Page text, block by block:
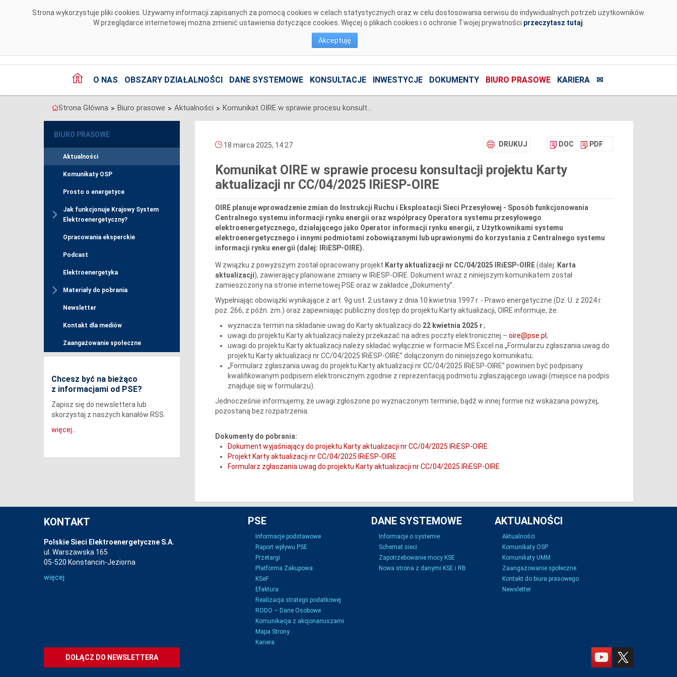
Strona wykorzystuje pliki cookies. Używamy informacji zapisanych za pomocą cookies w celach statystycznych oraz w celu dostosowania serwisu do indywidualnych potrzeb użytkowników.
W przeglądarce internetowej można zmienić ustawienia dotyczące cookies. Więcej o plikach cookies i o ochronie Twojej prywatności przeczytasz tutaj
Akceptuję
O NAS OBSZARY DZIAŁALNOŚCI DANE SYSTEMOWE KONSULTACJE INWESTYCJE DOKUMENTY BIURO PRASOWE KARIERA ✉
Strona Główna > Biuro prasowe > Aktualności > Komunikat OIRE w sprawie procesu konsultacji projektu Karty aktualizacji nr CC/04/2025 IRiESP-OIRE
BIURO PRASOWE
Aktualności
Komunikaty OSP
Prosto o energetyce
Jak funkcjonuje Krajowy System
Elektroenergetyczny?
Opracowania eksperckie
Podcast
Elektroenergetyka
Materiały do pobrania
Newsletter
Kontakt dla mediów
Zaangażowanie społeczne
Chcesz być na bieżąco
z informacjami od PSE?
Zapisz się do newslettera lub
skorzystaj z naszych kanałów RSS.
więcej...
DRUKUJ DOC PDF
18 marca 2025, 14:27
Komunikat OIRE w sprawie procesu konsultacji projektu Karty
aktualizacji nr CC/04/2025 IRiESP-OIRE
OIRE planuje wprowadzenie zmian do Instrukcji Ruchu i Eksploatacji Sieci Przesyłowej - Sposób funkcjonowania
Centralnego systemu informacji rynku energii oraz współpracy Operatora systemu przesyłowego
elektroenergetycznego, działającego jako Operator informacji rynku energii, z Użytkownikami systemu
elektroenergetycznego i innymi podmiotami zobowiązanymi lub uprawionymi do korzystania z Centralnego systemu
informacji rynku energii (dalej: IRiESP-OIRE).
W związku z powyższym został opracowany projekt Karty aktualizacji nr CC/04/2025 IRiESP-OIRE(dalej: Karta
aktualizacji), zawierający planowane zmiany w IRiESP-OIRE. Dokument wraz z niniejszym komunikatem został
zamieszczony na stronie internetowej PSE oraz w zakładce „Dokumenty”.
Wypełniając obowiązki wynikające z art. 9g ust. 2 ustawy z dnia 10 kwietnia 1997 r. - Prawo energetyczne (Dz. U. z 2024 r.
poz. 266, z późn. zm.) oraz zapewniając publiczny dostęp do projektu Karty aktualizacji, OIRE informuje, że:
wyznacza termin na składanie uwag do Karty aktualizacji do 22 kwietnia 2025 r .;
uwagi do projektu Karty aktualizacji należy przekazać na adres poczty elektronicznej – oire@pse.pl ;
uwagi do projektu Karty aktualizacji należy składać wyłącznie w formacie MS Excel na „Formularzu zgłaszania uwag do
projektu Karty aktualizacji nr CC/04/2025 IRiESP-OIRE” dołączonym do niniejszego komunikatu;
„Formularz zgłaszania uwag do projektu Karty aktualizacji nr CC/04/2025 IRiESP-OIRE” powinien być podpisany
kwalifikowanym podpisem elektronicznym zgodnie z reprezentacją podmiotu zgłaszającego uwagi (miejsce na podpis
znajduje się w formularzu).
Jednocześnie informujemy, że uwagi zgłoszone po wyznaczonym terminie, bądź w innej formie niż wskazana powyżej,
pozostaną bez rozpatrzenia.
Dokumenty do pobrania:
Dokument wyjaśniający do projektu Karty aktualizacji nr CC/04/2025 IRiESP-OIRE
Projekt Karty aktualizacji nr CC/04/2025 IRiESP-OIRE
Formularz zgłaszania uwag do projektu Karty aktualizacji nr CC/04/2025 IRiESP-OIRE
KONTAKT
Polskie Sieci Elektroenergetyczne S.A.
ul. Warszawska 165
05-520 Konstancin-Jeziorna
więcej
PSE
Informacje podstawowe
Raport wpływu PSE
Przetargi
Platforma Zakupowa
KSeF
Efaktura
Realizacja strategii podatkowej
RODO – Dane Osobowe
Komunikacja z akcjonariuszami
Mapa Strony
Kariera
DANE SYSTEMOWE
Informacje o systemie
Schemat sieci
Zapotrzebowanie mocy KSE
Nowa strona z danymi KSE i RB
AKTUALNOŚCI
Aktualności
Komunikaty OSP
Komunikaty UMM
Zaangażowanie społeczne
Kontakt do biura prasowego
Newsletter
DOŁĄCZ DO NEWSLETTERA